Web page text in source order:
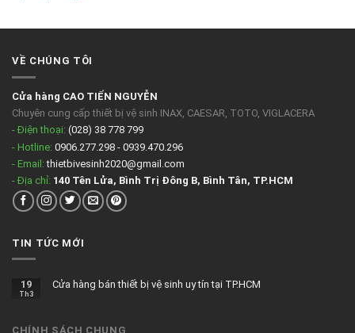
VỀ CHÚNG TÔI
Cửa hàng CAO TIẾN NGUYỄN
Chuyên cung cấp thiết bị vệ sinh INAX, CAESAR, TOTO, VIGLACERA
- Điện thoại: (028) 38 778 799
- Hotline: 0906.277.298 - 0939.470.296
- Email: thietbivesinh2020@gmail.com
- Địa chỉ: 140 Tên Lửa, Bình Trị Đông B, Bình Tân, TP.HCM
TIN TỨC MỚI
19
Th3
Cửa hàng bán thiết bị vệ sinh uy tín tại TP.HCM
CHÍNH SÁCH CHUNG